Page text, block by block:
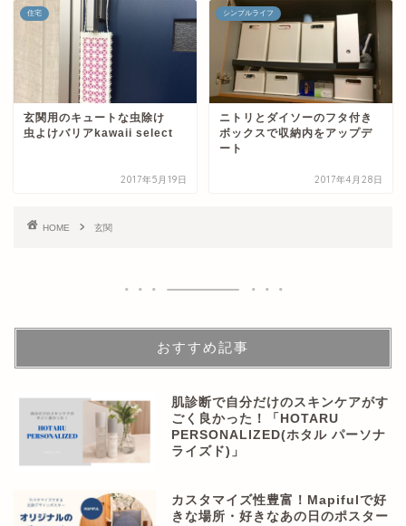
住宅
玄関用のキュートな虫除け
虫よけバリアkawaii select
2017年5月19日
シンプルライフ
ニトリとダイソーのフタ付き
ボックスで収納内をアップデ
ート
2017年4月28日
HOME 玄関
おすすめ記事
肌診断で自分だけのスキンケアがす
ごく良かった！「HOTARU
PERSONALIZED(ホタル パーソナ
ライズド)」
カスタマイズ性豊富！Mapifulで好
きな場所・好きなあの日のポスター